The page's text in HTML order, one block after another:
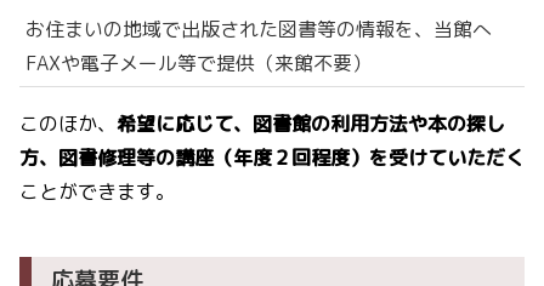
お住まいの地域で出版された図書等の情報を、当館へ
FAXや電子メール等で提供（来館不要）
このほか、 希望に応じて、図書館の利用方法や本の探し
方、図書修理等の講座（年度２回程度）を受けていただく
ことができます。